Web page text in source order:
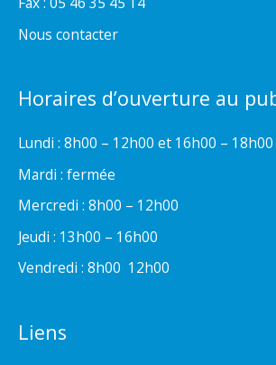
Nous contacter
Horaires d’ouverture au
Lundi : 8h00 – 12h00 et 16h00 – 18h00
Mardi : fermée
Mercredi : 8h00 – 12h00
Jeudi : 13h00 – 16h00
Vendredi : 8h00  12h00
Liens